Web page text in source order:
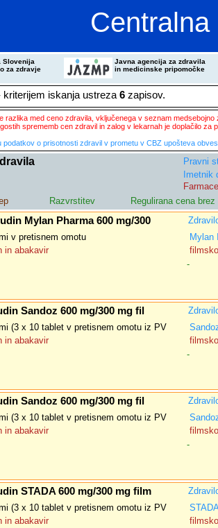
Slovenija
za zdravje
Javna agencija za zdravila
in medicinske pripomočke
kriterijem iskanja ustreza 6 zapisov.
razlika med ceno zdravila, vključenega v seznam
sprememb cen zdravil in zalog v lekarnah je doplačilo
podatkov o prisotnosti zdravil v prometu v CBZ upošteva
Pravni
Imetnik
Razvrstitev Regulirana cena brez
Mylan Pharma 600 mg/300
v pretisnem omotu
Mylan
in abakavir
-
Sandoz 600 mg/300 mg fil
(3 x 10 tablet v pretisnem omotu iz PV
in abakavir
-
Sandoz 600 mg/300 mg fil
(3 x 10 tablet v pretisnem omotu iz PV
in abakavir
-
STADA 600 mg/300 mg film
(3 x 10 tablet v pretisnem omotu iz PV
in abakavir